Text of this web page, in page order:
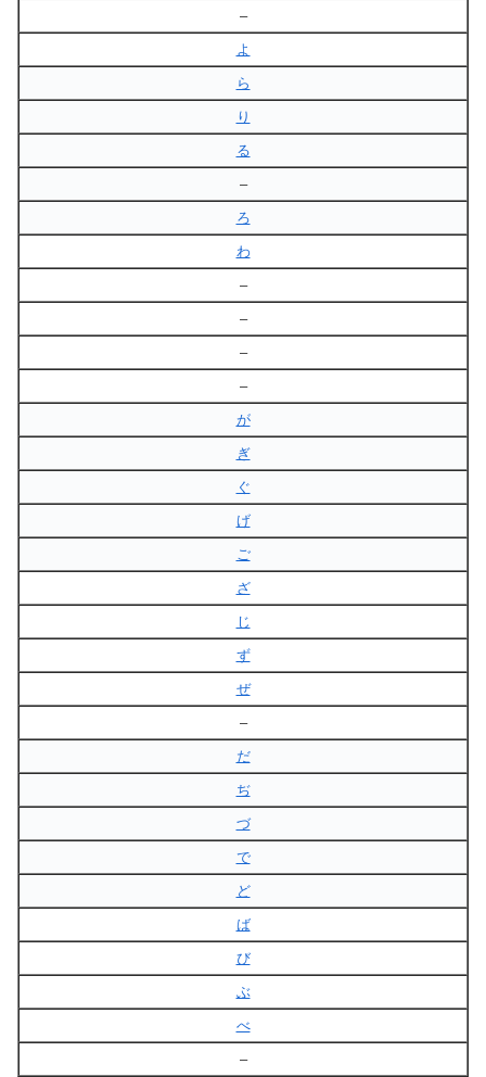
–
よ
ら
り
る
–
ろ
わ
–
–
–
–
が
ぎ
ぐ
げ
ご
ざ
じ
ず
ぜ
–
だ
ぢ
づ
で
ど
ば
び
ぶ
べ
–